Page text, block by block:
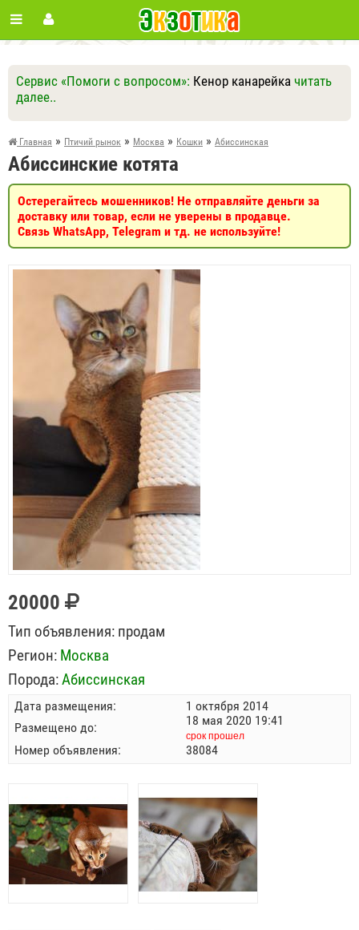
Сервис «Помоги с вопросом»: Кенор канарейка читать
далее..
Ответить Другие вопросы
Задать вопрос
Главная » Птичий рынок » Москва » Кошки » Абиссинская
Абиссинские котята
Остерегайтесь мошенников! Не отправляйте деньги за
доставку или товар, если не уверены в продавце.
Связь WhatsApp, Telegram и тд. не используйте!
20000
Тип объявления: продам
Регион: Москва
Порода:Абиссинская
Дата размещения:
1 октября 2014
Размещено до:
18 мая 2020 19:41
срок прошел
Номер объявления: 38084